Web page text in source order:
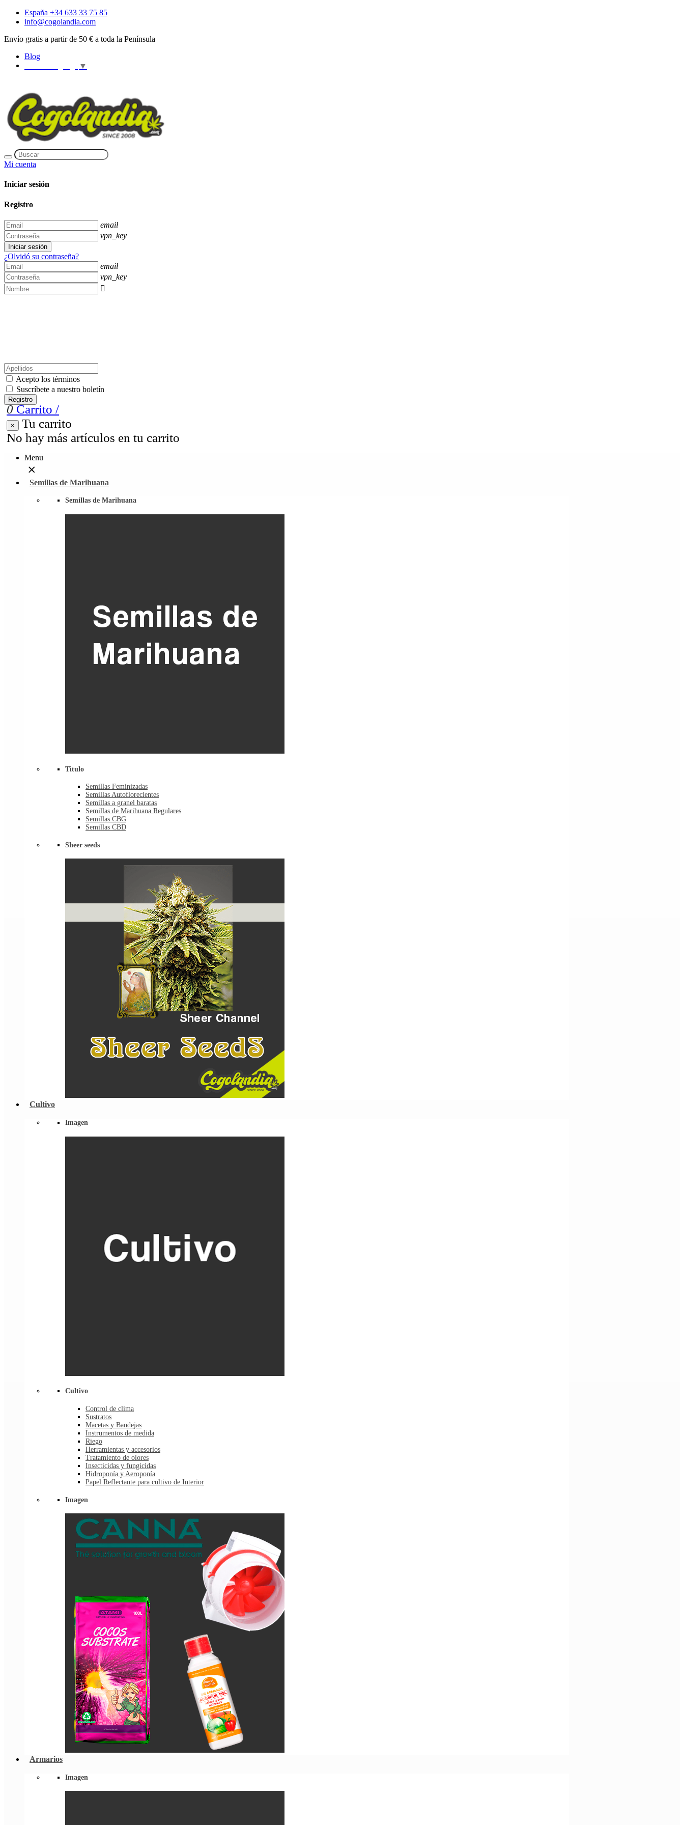
España +34 633 33 75 85
info@cogolandia.com
Envío gratis a partir de 50 € a toda la Península
Blog
▼
Mi cuenta
Iniciar sesión
Registro
email
vpn_key
Iniciar sesión
¿Olvidó su contraseña?
email
vpn_key

Acepto los términos
Suscríbete a nuestro boletín
Registro
0 Carrito /
×
Tu carrito
No hay más artículos en tu carrito
Menu
Semillas de Marihuana
Semillas de Marihuana
Titulo
Semillas Feminizadas
Semillas Autoflorecientes
Semillas a granel baratas
Semillas de Marihuana Regulares
Semillas CBG
Semillas CBD
Sheer seeds
Cultivo
Imagen
Cultivo
Control de clima
Sustratos
Macetas y Bandejas
Instrumentos de medida
Riego
Herramientas y accesorios
Tratamiento de olores
Insecticidas y fungicidas
Hidroponía y Aeroponía
Papel Reflectante para cultivo de Interior
Imagen
Armarios
Imagen